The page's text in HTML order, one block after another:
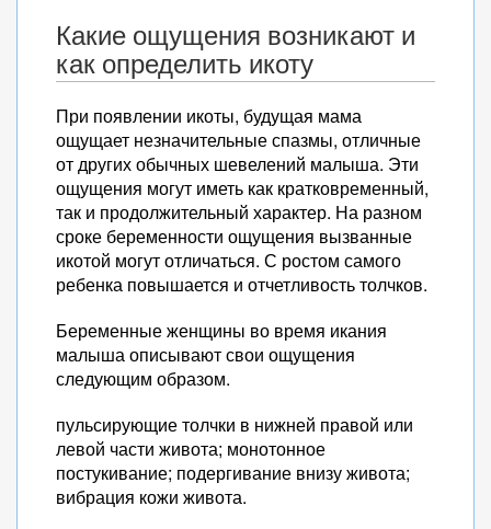
Какие ощущения возникают и
как определить икоту
При появлении икоты, будущая мама
ощущает незначительные спазмы, отличные
от других обычных шевелений малыша. Эти
ощущения могут иметь как кратковременный,
так и продолжительный характер. На разном
сроке беременности ощущения вызванные
икотой могут отличаться. С ростом самого
ребенка повышается и отчетливость толчков.
Беременные женщины во время икания
малыша описывают свои ощущения
следующим образом.
пульсирующие толчки в нижней правой или
левой части живота; монотонное
постукивание; подергивание внизу живота;
вибрация кожи живота.